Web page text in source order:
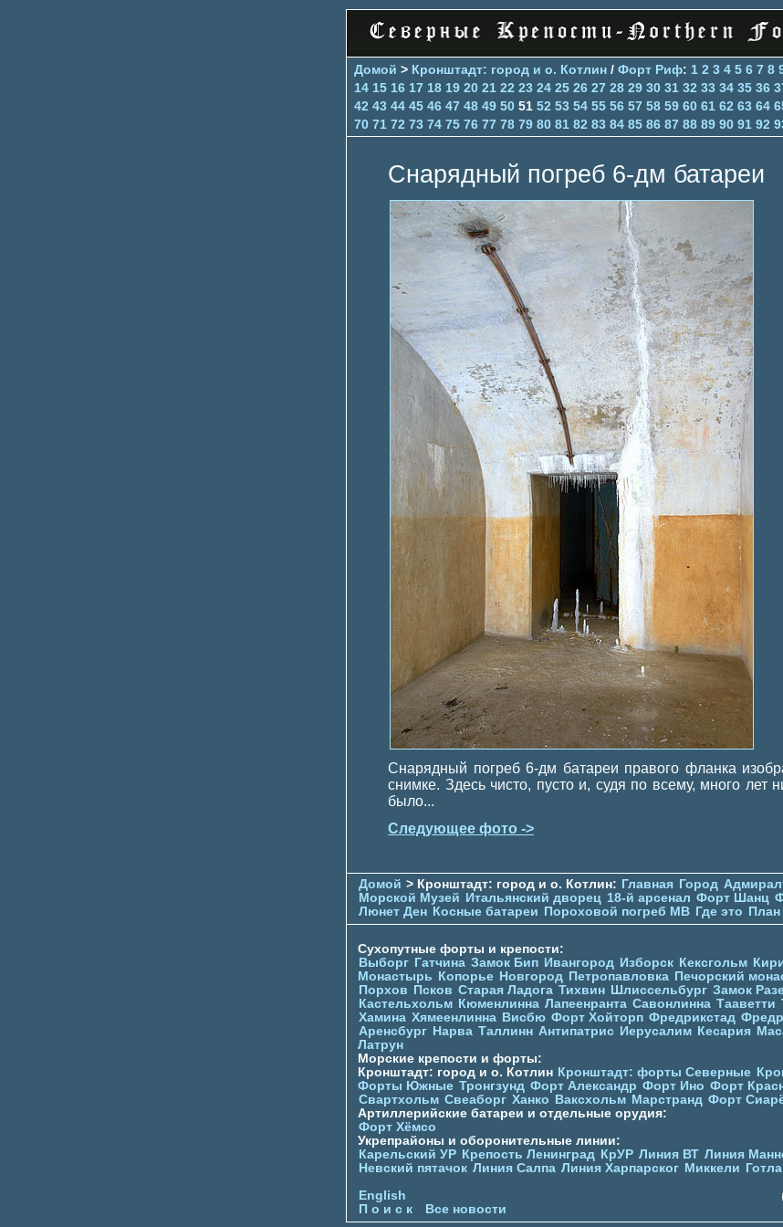
Домой > Кронштадт: город и о. Котлин / Форт Риф: 1 2 3 4 5 6 7 8
14 15 16 17 18 19 20 21 22 23 24 25 26 27 28 29 30 31 32 33 34 35 36
42 43 44 45 46 47 48 49 50 51 52 53 54 55 56 57 58 59 60 61 62 63 64
70 71 72 73 74 75 76 77 78 79 80 81 82 83 84 85 86 87 88 89 90 91 92
Снарядный погреб 6-дм батареи
Снарядный погреб 6-дм батареи правого фланка
снимке. Здесь чисто, пусто и, судя по всему, много лет
было...
Следующее фото ->
Домой > Кронштадт: город и о. Котлин: Главная Город
Морской Музей Итальянский дворец 18-й арсенал Форт Шанц
Люнет Ден Косные батареи Пороховой погреб МВ Где это План
Сухопутные форты и крепости:
Выборг Гатчина Замок Бип Ивангород Изборск Кексгольм
Монастырь
Копорье Новгород Петропавловка Печорcкий
Порхов
Псков Старая Ладога Тихвин Шлиссельбург Замок
Кастельхольм Кюменлинна Лапеенранта Савонлинна Тааветти
Хамина Хямеенлинна Висбю Форт Хойторп Фредрикстад
Аренсбург Нарва Таллинн Антипатрис Иерусалим Кесария
Латрун
Морские крепости и форты:
Кронштадт: город и о. Котлин Кронштадт: форты Северные
Форты Южные Тронгзунд Форт Александр Форт Ино Форт
Свартхольм Свеаборг Ханко Ваксхольм Марстранд Форт
Артиллерийские батареи и отдельные орудия:
Форт Хёмсо
Укрепрайоны и оборонительные линии:
Карельский УР Крепость Ленинград КрУР Линия ВТ Линия
Невский пятачок Линия Салпа Линия Харпарског Миккели
English
П о и с к
Все новости